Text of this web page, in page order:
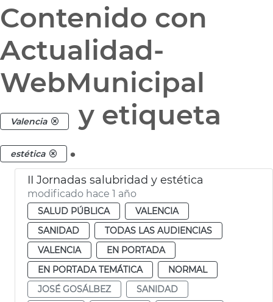
Contenido con
Actualidad-
WebMunicipal
Valencia y etiqueta
estética .
II Jornadas salubridad y estética
modificado hace 1 año
SALUD PÚBLICA
VALENCIA
SANIDAD
TODAS LAS AUDIENCIAS
VALENCIA
EN PORTADA
EN PORTADA TEMÁTICA
NORMAL
JOSÉ GOSÁLBEZ
SANIDAD